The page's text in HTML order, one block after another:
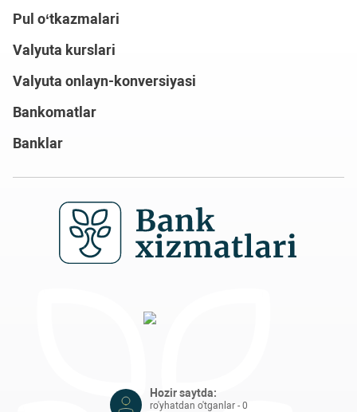
Pul o‘tkazmalari
Valyuta kurslari
Valyuta onlayn-konversiyasi
Bankomatlar
Banklar
Hozir saytda:
ro'yhatdan o'tganlar - 0